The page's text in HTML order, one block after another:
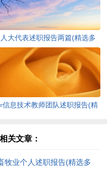
人大代表述职报告两篇(精选多
篇)[此文共12798字]
信息技术教师团队述职报告(精
关文章：
牧业个人述职报告(精选多